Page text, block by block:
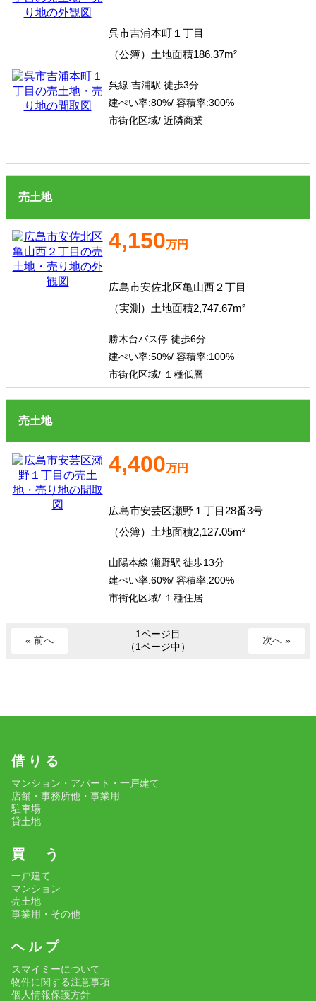
呉市吉浦本町１丁目
（公簿）土地面積186.37m²
呉線 吉浦駅 徒歩3分
建ぺい率:80%/ 容積率:300%
市街化区域/ 近隣商業
売土地
4,150万円
広島市安佐北区亀山西２丁目
（実測）土地面積2,747.67m²
勝木台バス停 徒歩6分
建ぺい率:50%/ 容積率:100%
市街化区域/ １種低層
売土地
4,400万円
広島市安芸区瀬野１丁目28番3号
（公簿）土地面積2,127.05m²
山陽本線 瀬野駅 徒歩13分
建ぺい率:60%/ 容積率:200%
市街化区域/ １種住居
« 前へ
1ページ目
（1ページ中）
次へ »
借 り る
マンション・アパート・一戸建て
店舗・事務所他・事業用
駐車場
貸土地
買 う
一戸建て
マンション
売土地
事業用・その他
ヘ ル プ
スマイミーについて
物件に関する注意事項
個人情報保護方針